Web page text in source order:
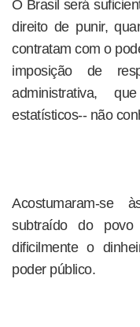
O Brasil será
direito de punir,
contratam com o
imposição de
administrativa,
estatísticos-- não
Acostumaram-se
subtraído do povo
dificilmente o
poder público.